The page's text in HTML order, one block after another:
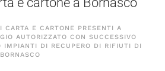
E CARTONE PRESENTI A
AUTORIZZATO CON SUCCESSIVO
IMPIANTI DI RECUPERO DI RIFIUTI DI